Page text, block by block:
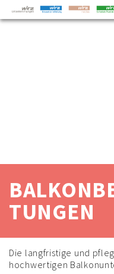
TUNGEN
Die langfristige und
hochwertigen